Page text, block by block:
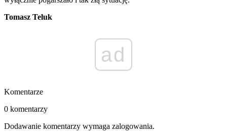
Tomasz Teluk
ad
Komentarze
0 komentarzy
Dodawanie komentarzy wymaga zalogowania.